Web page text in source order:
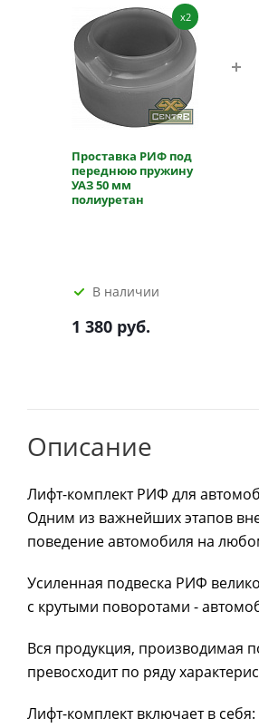
x2
Проставка РИФ под
переднюю пружину
УАЗ 50 мм
полиуретан
В наличии
1 380 руб.
Описание
Лифт-комплект РИФ для
Одним из важнейших этапов
поведение автомобиля на
Усиленная подвеска РИФ
с крутыми поворотами -
Вся продукция, производимая
превосходит по ряду
Лифт-комплект включает в себя: